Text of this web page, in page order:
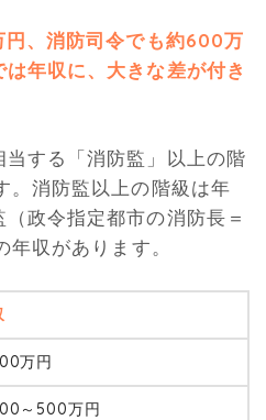
、消防司令でも約600万
年収に、大きな差が付き
する「消防監」以上の階
。消防監以上の階級は年
政令指定都市の消防長＝
収があります。
万円
～500万円